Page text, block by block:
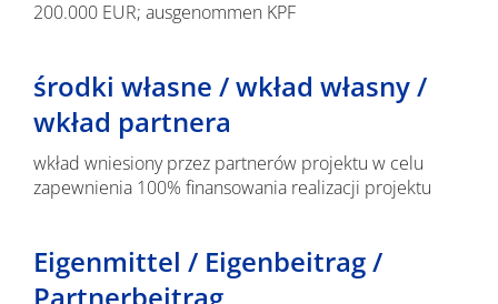
200.000 EUR; ausgenommen KPF
środki własne / wkład własny /
wkład partnera
wkład wniesiony przez partnerów projektu w celu
zapewnienia 100% finansowania realizacji projektu
Eigenmittel / Eigenbeitrag /